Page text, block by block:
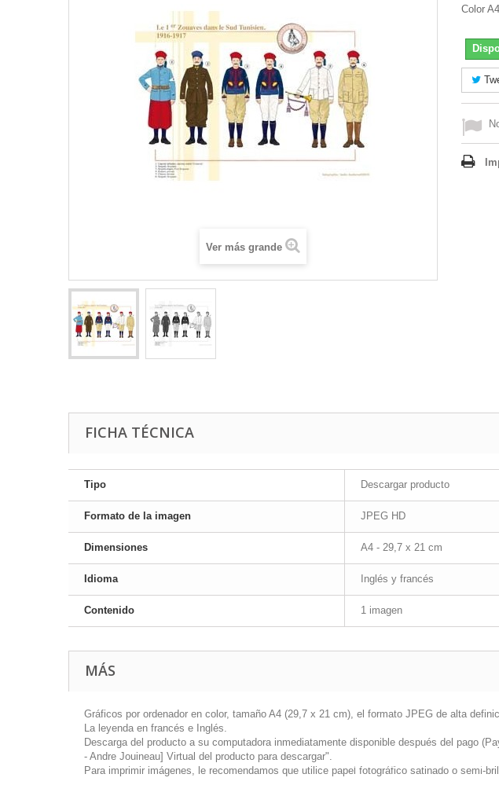
Ver más grande
Color
FICHA TÉCNICA
Tipo Descargar producto
Formato de la imagen JPEG HD
Dimensiones A4 - 29,7 x 21 cm
Idioma Inglés y francés
Contenido 1 imagen
MÁS
Gráficos por ordenador en color, tamaño A4 (29,7 x 21 cm), el formato JPEG de alta
La leyenda en francés e Inglés.
Descarga del producto a su computadora inmediatamente disponible después del pago
- Andre Jouineau] Virtual del producto para descargar".
Para imprimir imágenes, le recomendamos que utilice papel fotográfico satinado o semi-
Este sitio web utiliza cookies
mostrarle publicidad relacionada